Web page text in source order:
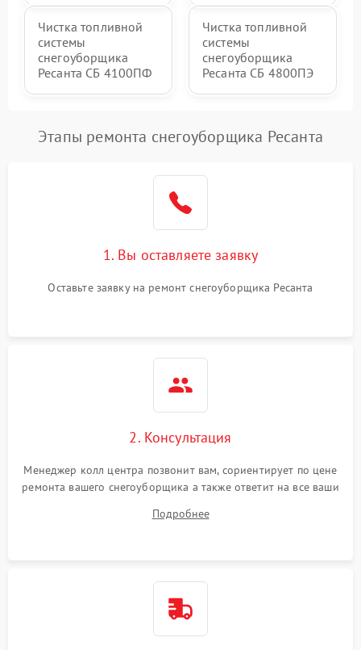
Чистка топливной
системы
снегоуборщика
Ресанта СБ 4100ПФ
Чистка топливной
системы
снегоуборщика
Ресанта СБ 4800ПЭ
Этапы ремонта снегоуборщика Ресанта
1. Вы оставляете заявку
Оставьте заявку на ремонт снегоуборщика Ресанта
2. Консультация
Менеджер колл центра позвонит вам, сориентирует по цене
ремонта вашего снегоуборщика а также ответит на все ваши
Подробнее